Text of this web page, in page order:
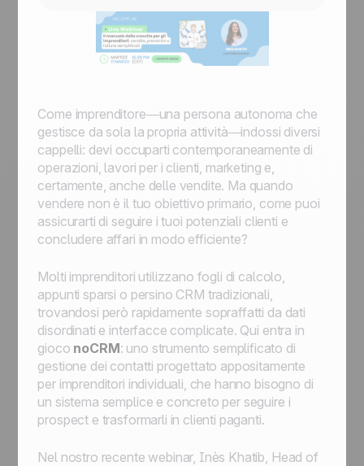
Come imprenditore—una persona autonoma che
gestisce da sola la propria attività—indossi diversi
cappelli: devi occuparti contemporaneamente di
operazioni, lavori per i clienti, marketing e,
certamente, anche delle vendite. Ma quando
vendere non è il tuo obiettivo primario, come puoi
assicurarti di seguire i tuoi potenziali clienti e
concludere affari in modo efficiente?
Molti imprenditori utilizzano fogli di calcolo,
appunti sparsi o persino CRM tradizionali,
trovandosi però rapidamente sopraffatti da dati
disordinati e interfacce complicate. Qui entra in
gioco noCRM: uno strumento semplificato di
gestione dei contatti progettato appositamente
per imprenditori individuali, che hanno bisogno di
un sistema semplice e concreto per seguire i
prospect e trasformarli in clienti paganti.
Nel nostro recente webinar, Inès Khatib, Head of